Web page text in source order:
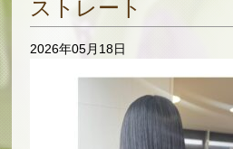
ストレート
2026年05月18日